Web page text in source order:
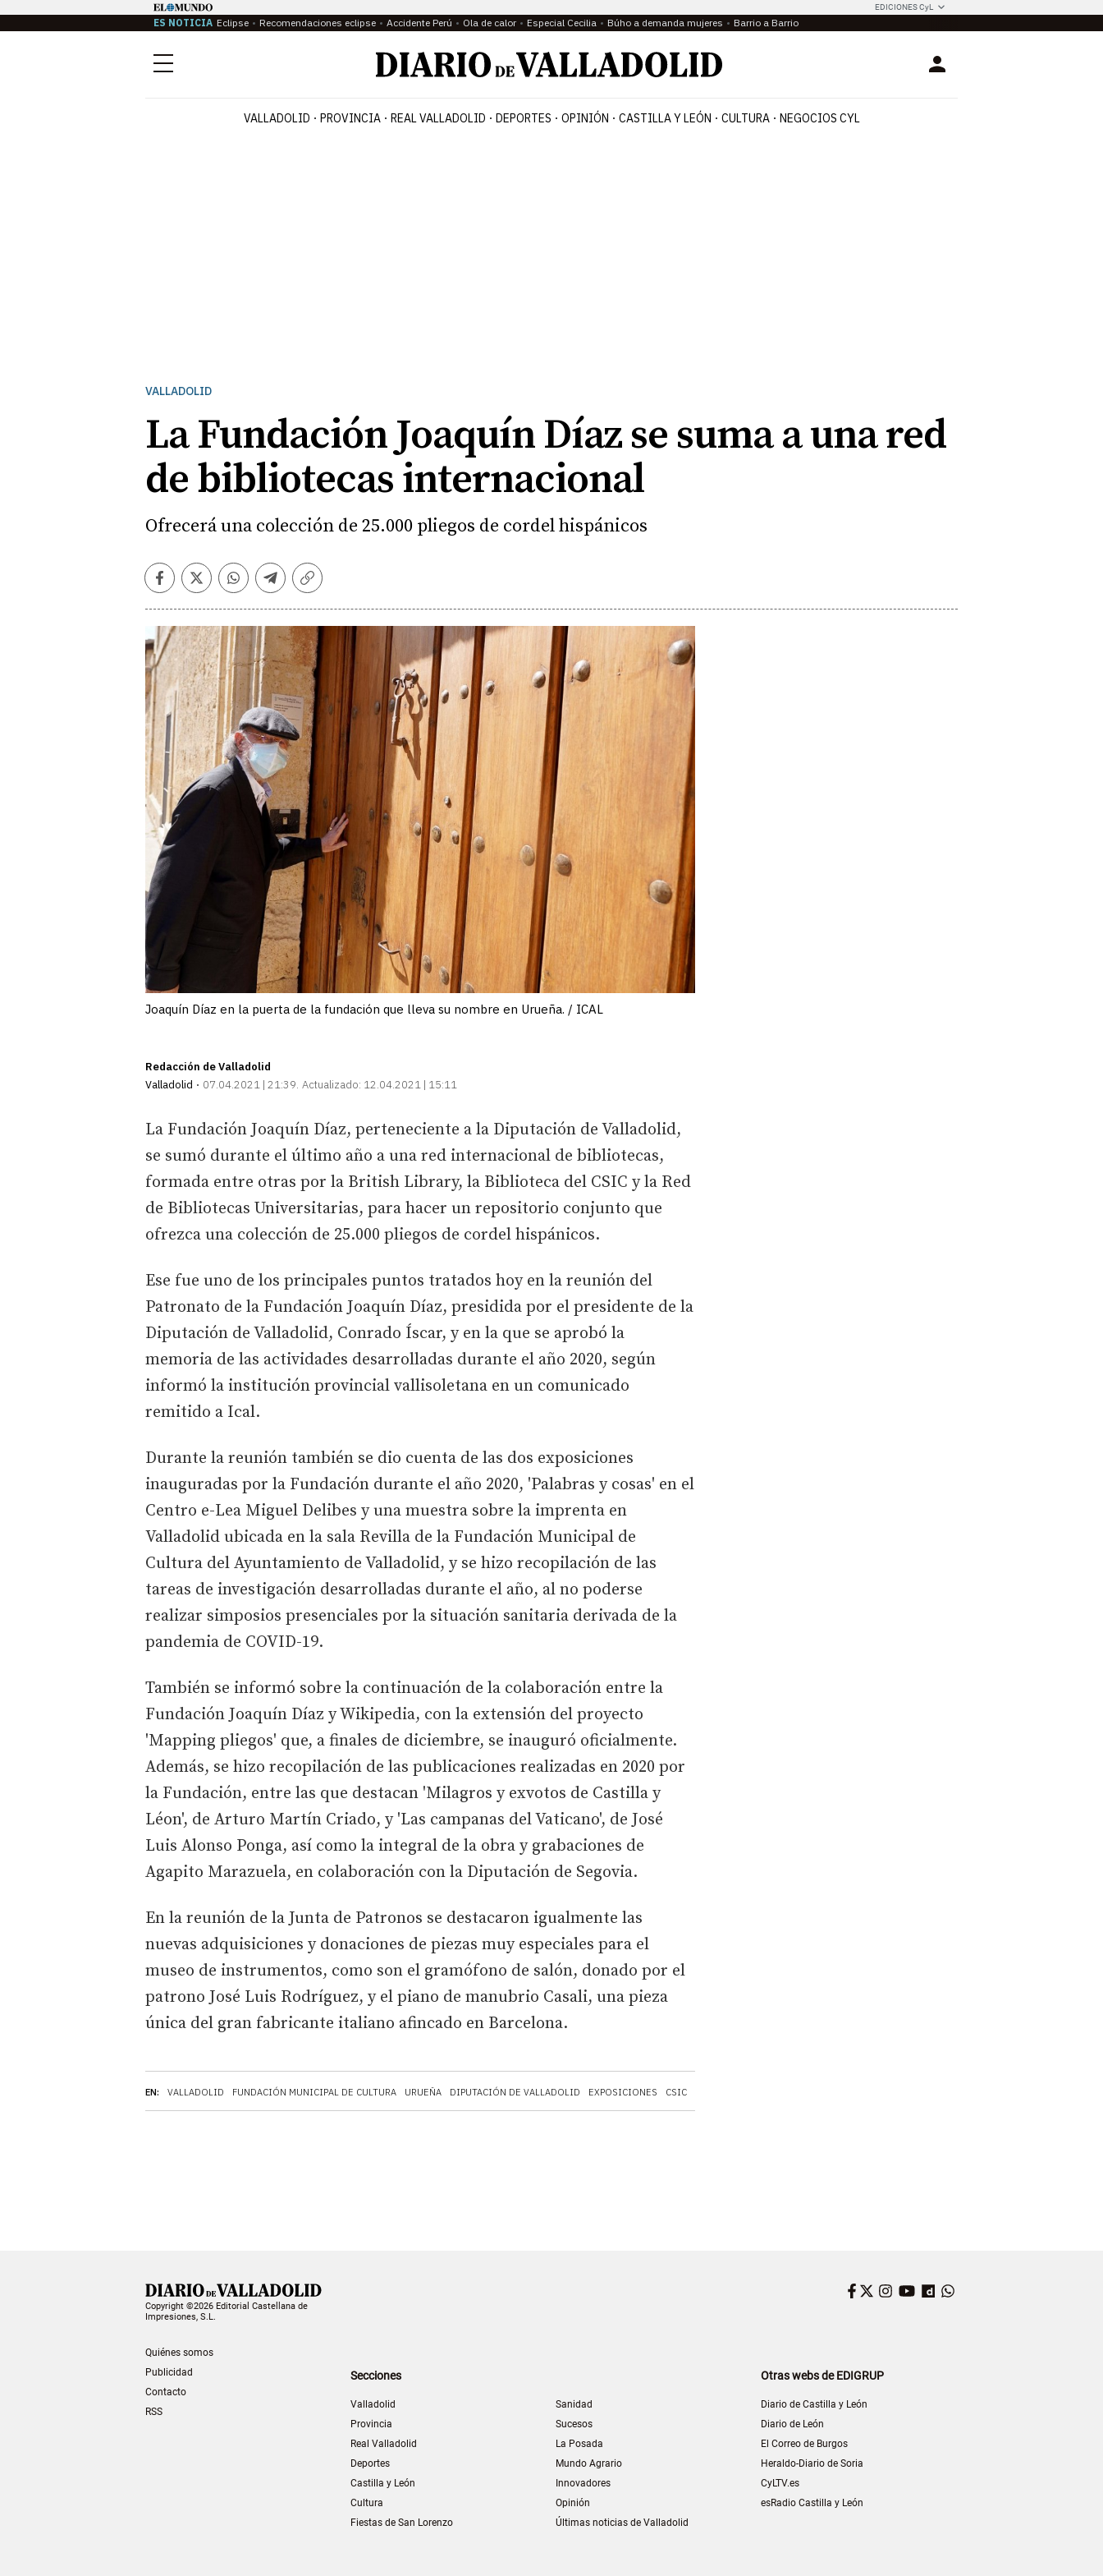
EDICIONES CyL
ES NOTICIA Eclipse Recomendaciones eclipse Accidente Perú Ola de calor Especial Cecilia Búho a demanda mujeres Barrio a Barrio
Menú Login
VALLADOLID PROVINCIA REAL VALLADOLID DEPORTES OPINIÓN CASTILLA Y LEÓN CULTURA NEGOCIOS CYL
VALLADOLID
La Fundación Joaquín Díaz se suma a una red
de bibliotecas internacional
Ofrecerá una colección de 25.000 pliegos de cordel hispánicos
Facebook
TwitterWhatsapp
Telegram
Copiar
Joaquín Díaz en la puerta de la fundación que lleva su nombre en Urueña. / ICAL
Redacción de Valladolid
Valladolid
07.04.2021 | 21:39 Actualizado: 12.04.2021 | 15:11
EN: VALLADOLID FUNDACIÓN MUNICIPAL DE CULTURA URUEÑA DIPUTACIÓN DE VALLADOLID EXPOSICIONES CSIC
La Fundación Joaquín Díaz, perteneciente a la Diputación de Valladolid,
se sumó durante el último año a una red internacional de bibliotecas,
formada entre otras por la British Library, la Biblioteca del CSIC y la Red
de Bibliotecas Universitarias, para hacer un repositorio conjunto que
ofrezca una colección de 25.000 pliegos de cordel hispánicos.
Ese fue uno de los principales puntos tratados hoy en la reunión del
Patronato de la Fundación Joaquín Díaz, presidida por el presidente de la
Diputación de Valladolid, Conrado Íscar, y en la que se aprobó la
memoria de las actividades desarrolladas durante el año 2020, según
informó la institución provincial vallisoletana en un comunicado
remitido a Ical.
Durante la reunión también se dio cuenta de las dos exposiciones
inauguradas por la Fundación durante el año 2020, 'Palabras y cosas' en el
Centro e-Lea Miguel Delibes y una muestra sobre la imprenta en
Valladolid ubicada en la sala Revilla de la Fundación Municipal de
Cultura del Ayuntamiento de Valladolid, y se hizo recopilación de las
tareas de investigación desarrolladas durante el año, al no poderse
realizar simposios presenciales por la situación sanitaria derivada de la
pandemia de COVID-19.
También se informó sobre la continuación de la colaboración entre la
Fundación Joaquín Díaz y Wikipedia, con la extensión del proyecto
'Mapping pliegos' que, a finales de diciembre, se inauguró oficialmente.
Además, se hizo recopilación de las publicaciones realizadas en 2020 por
la Fundación, entre las que destacan 'Milagros y exvotos de Castilla y
Léon', de Arturo Martín Criado, y 'Las campanas del Vaticano', de José
Luis Alonso Ponga, así como la integral de la obra y grabaciones de
Agapito Marazuela, en colaboración con la Diputación de Segovia.
En la reunión de la Junta de Patronos se destacaron igualmente las
nuevas adquisiciones y donaciones de piezas muy especiales para el
museo de instrumentos, como son el gramófono de salón, donado por el
patrono José Luis Rodríguez, y el piano de manubrio Casali, una pieza
única del gran fabricante italiano afincado en Barcelona.
Copyright ©2026 Editorial Castellana de
Impresiones, S.L.
Quiénes somos
Publicidad
Contacto
RSS
Facebook
Twitter
Instagram
YouTube
Dailymotion
Secciones
Valladolid
Provincia
Real Valladolid
Deportes
Castilla y León
Cultura
Fiestas de San Lorenzo
Sanidad
Sucesos
La Posada
Mundo Agrario
Innovadores
Opinión
Últimas noticias de Valladolid
Otras webs de EDIGRUP
Diario de Castilla y León
Diario de León
El Correo de Burgos
Heraldo-Diario de Soria
CyLTV.es
esRadio Castilla y León